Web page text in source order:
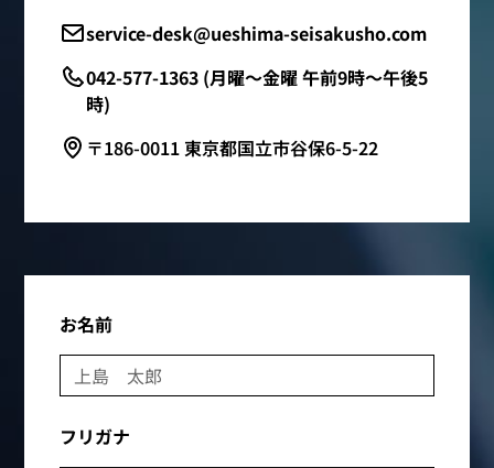
service-desk@ueshima-seisakusho.com
042-577-1363 (月曜～金曜 午前9時～午後5
時)
〒186-0011 東京都国立市谷保6-5-22
お名前
フリガナ